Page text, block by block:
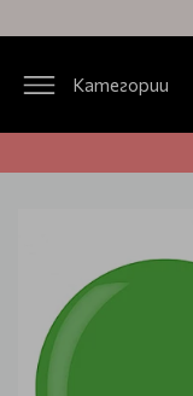
Категории